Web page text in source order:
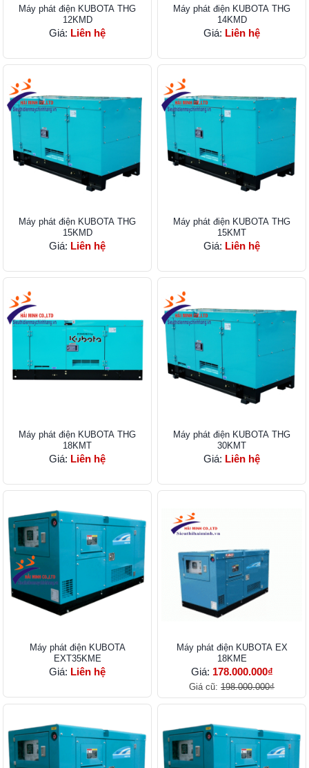
Máy phát điện KUBOTA THG
12KMD
Giá: Liên hệ
Máy phát điện KUBOTA THG
14KMD
Giá: Liên hệ
Máy phát điện KUBOTA THG
15KMD
Giá: Liên hệ
Máy phát điện KUBOTA THG
15KMT
Giá: Liên hệ
Máy phát điện KUBOTA THG
18KMT
Giá: Liên hệ
Máy phát điện KUBOTA THG
30KMT
Giá: Liên hệ
Máy phát điện KUBOTA
EXT35KME
Giá: Liên hệ
Máy phát điện KUBOTA EX
18KME
Giá: 178.000.000₫
Giá cũ: 198.000.000₫